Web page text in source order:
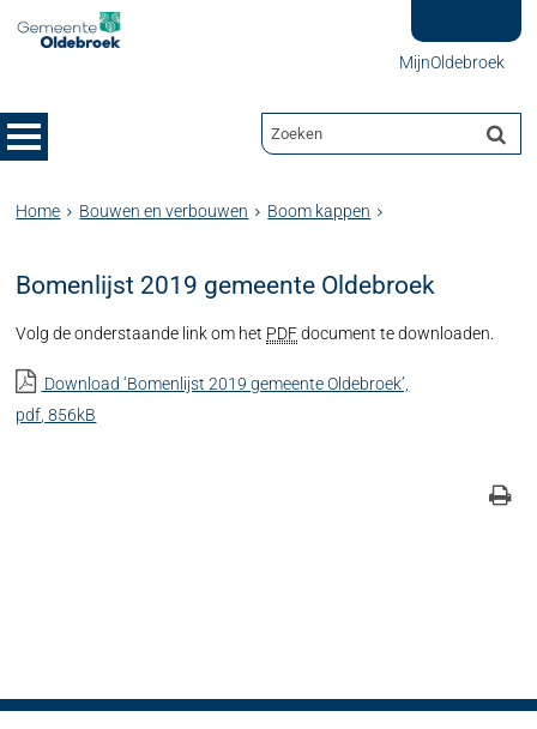
MijnOldebroek
Home Bouwen en verbouwen Boom kappen
Bomenlijst 2019 gemeente Oldebroek
Volg de onderstaande link om het PDFdocument te downloaden.
Download ‘Bomenlijst 2019 gemeente Oldebroek’,
pdf , 856kB